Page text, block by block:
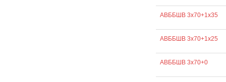
АВББШВ 3х70+1х35
АВББШВ 3х70+1х25
АВББШВ 3х70+0